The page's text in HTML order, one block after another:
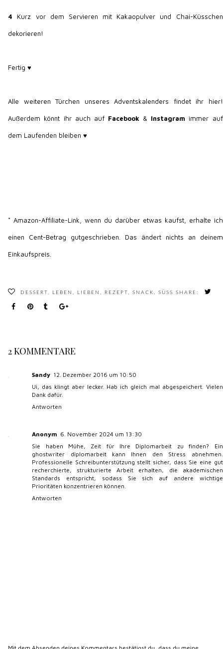
4 Kurz vor dem Servieren mit Kakaopulver und Chai-Küsschen
dekorieren!
Fertig ♥
Alle weiteren Türchen unseres Adventskalenders findet ihr hier!
Außerdem könnt ihr auch auf Facebook & Instagram immer auf
dem Laufenden bleiben ♥
* Amazon-Affiliate-Link, wenn du darüber etwas kaufst, erhalte ich
einen Cent-Betrag gutgeschrieben. Das ändert nichts an deinem
Einkaufspreis.
DESSERT LEBEN LIEBEN REZEPT SNACK SÜSS SHARE:
2 KOMMENTARE
Sandy 12. Dezember 2016 um 10:50
Ui, das klingt aber lecker. Hab ich gleich mal abgespeichert. Vielen
Dank dafür.
Antworten
Anonym 6. November 2024 um 13:30
Sie haben Mühe, Zeit für Ihre Diplomarbeit zu finden? Ein
ghostwriter diplomarbeitkann Ihnen den Stress abnehmen.
Professionelle Schreibunterstützung stellt sicher, dass Sie eine gut
recherchierte, strukturierte Arbeit erhalten, die akademischen
Standards entspricht, sodass Sie sich auf andere wichtige
Prioritäten konzentrieren können.
Antworten